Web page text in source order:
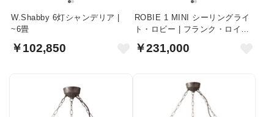
W.Shabby 6灯シャンデリア |
~6畳
￥102,850
ROBIE 1 MINI シーリングライ
ト・ロビー | フランク・ロイ
￥231,000